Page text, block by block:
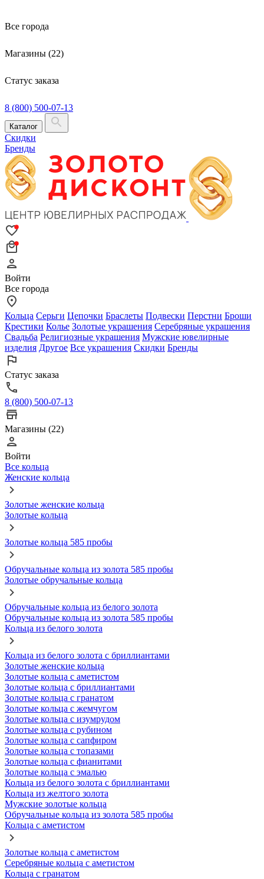
Все города
Магазины (22)
Статус заказа
8 (800) 500-07-13
Каталог
Скидки
Бренды
Войти
Все города
Кольца Серьги Цепочки Браслеты Подвески Перстни Броши
Крестики Колье Золотые украшения Серебряные украшения
Свадьба Религиозные украшения Мужские ювелирные
изделия Другое Все украшения Скидки Бренды
Статус заказа
8 (800) 500-07-13
Магазины (22)
Войти
Все кольца
Женские кольца
Золотые женские кольца
Золотые кольца
Золотые кольца 585 пробы
Обручальные кольца из золота 585 пробы
Золотые обручальные кольца
Обручальные кольца из белого золота
Обручальные кольца из золота 585 пробы
Кольца из белого золота
Кольца из белого золота с бриллиантами
Золотые женские кольца
Золотые кольца с аметистом
Золотые кольца с бриллиантами
Золотые кольца с гранатом
Золотые кольца с жемчугом
Золотые кольца с изумрудом
Золотые кольца с рубином
Золотые кольца с сапфиром
Золотые кольца с топазами
Золотые кольца с фианитами
Золотые кольца с эмалью
Кольца из белого золота с бриллиантами
Кольца из желтого золота
Мужские золотые кольца
Обручальные кольца из золота 585 пробы
Кольца с аметистом
Золотые кольца с аметистом
Серебряные кольца с аметистом
Кольца с гранатом